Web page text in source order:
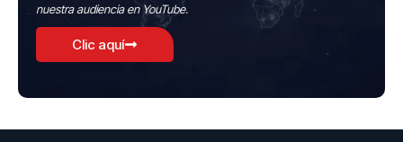
nuestra audiencia en YouTube.
Clic aquí